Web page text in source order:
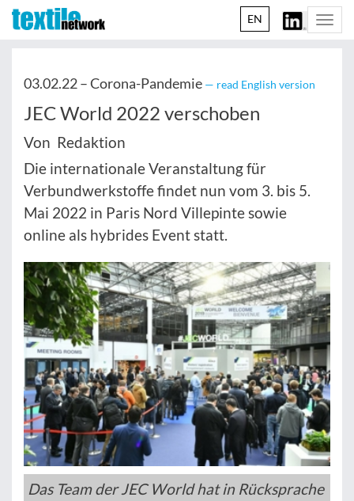
EN
03.02.22 –Corona-Pandemie — read English version
JEC World 2022 verschoben
Von Redaktion
Die internationale Veranstaltung für
Verbundwerkstoffe findet nun vom 3. bis 5.
Mai 2022 in Paris Nord Villepinte sowie
online als hybrides Event statt.
Das Team der JEC World hat in Rücksprache